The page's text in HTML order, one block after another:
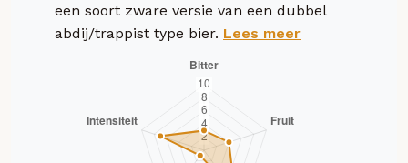
een soort zware versie van een dubbel
abdij/trappist type bier. Lees meer